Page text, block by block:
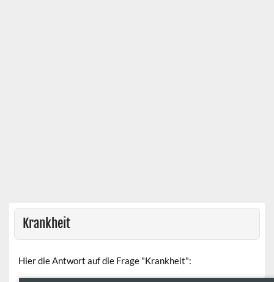
Krankheit
Hier die Antwort auf die Frage "Krankheit":